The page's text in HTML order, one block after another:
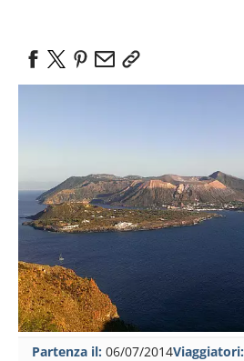
Partenza il: 06/07/2014Viaggiatori: